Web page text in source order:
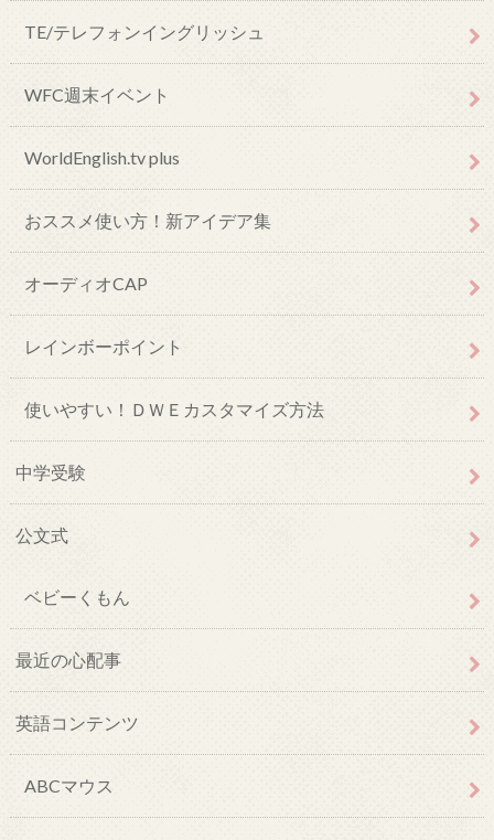
TE/テレフォンイングリッシュ
WFC週末イベント
WorldEnglish.tv plus
おススメ使い方！新アイデア集
オーディオCAP
レインボーポイント
使いやすい！ＤＷＥカスタマイズ方法
中学受験
公文式
ベビーくもん
最近の心配事
英語コンテンツ
ABCマウス